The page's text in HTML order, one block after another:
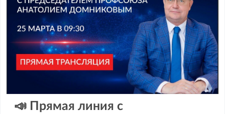
📣 Прямая линия с